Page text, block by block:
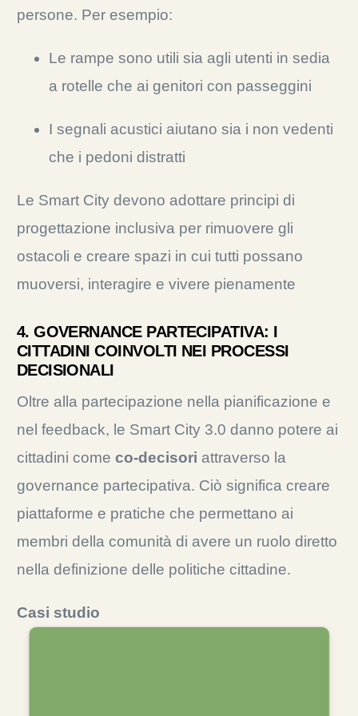
persone. Per esempio:
Le rampe sono utili sia agli utenti in sedia
a rotelle che ai genitori con passeggini
I segnali acustici aiutano sia i non vedenti
che i pedoni distratti
Le Smart City devono adottare principi di
progettazione inclusiva per rimuovere gli
ostacoli e creare spazi in cui tutti possano
muoversi, interagire e vivere pienamente
4. GOVERNANCE PARTECIPATIVA: I
CITTADINI COINVOLTI NEI PROCESSI
DECISIONALI
Oltre alla partecipazione nella pianificazione e
nel feedback, le Smart City 3.0 danno potere ai
cittadini come co-decisori attraverso la
governance partecipativa. Ciò significa creare
piattaforme e pratiche che permettano ai
membri della comunità di avere un ruolo diretto
nella definizione delle politiche cittadine.
Casi studio